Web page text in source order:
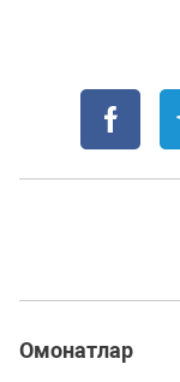
Омонатлар